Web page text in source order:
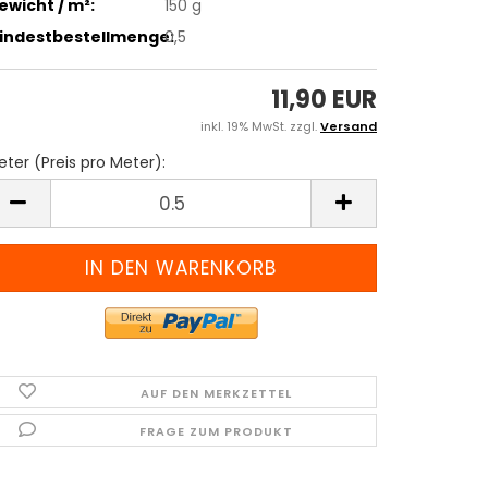
/ m²:
150 g
0,5
11,90 EUR
inkl. 19% MwSt. zzgl.Versand
(Preis pro Meter):
AUF DEN MERKZETTEL
FRAGE ZUM PRODUKT